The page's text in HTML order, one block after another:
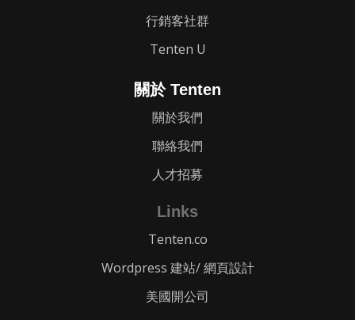
行銷客社群
Tenten U
關於 Tenten
關於我們
聯絡我們
人才招募
Links
Tenten.co
Wordpress 建站/ 網頁設計
美國開公司